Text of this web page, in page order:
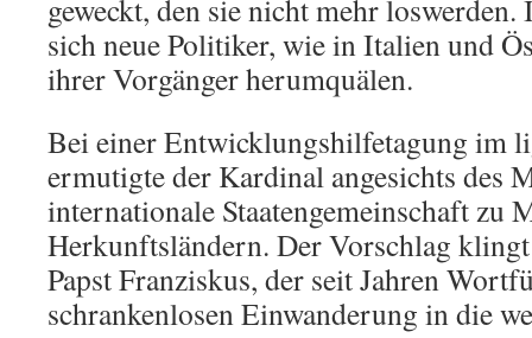
geweckt, den sie nicht mehr loswerden.
sich neue Politiker, wie in Italien und
ihrer Vorgänger herumquälen.
Bei einer Entwicklungshilfetagung im
ermutigte der Kardinal angesichts des
internationale Staatengemeinschaft zu
Herkunftsländern. Der Vorschlag
Papst Franziskus, der seit Jahren
schrankenlosen Einwanderung in die